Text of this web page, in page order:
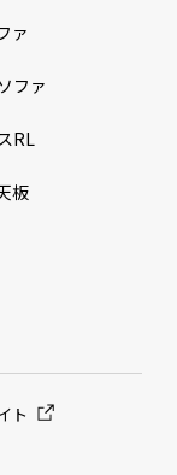
ァ
ファ
RL
板
ト